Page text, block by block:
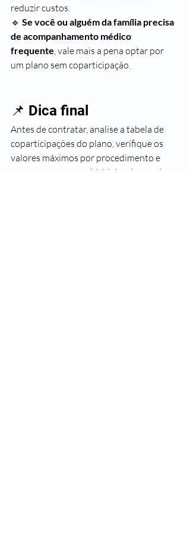
reduzir custos.
🔹 Se você ou alguém da família precisa
de acompanhamento médico
frequente, vale mais a pena optar por
um plano sem coparticipação.
📌 Dica final
Antes de contratar, analise a tabela de
coparticipações do plano, verifique os
valores máximos por procedimento e
compare com o seu histórico de uso de